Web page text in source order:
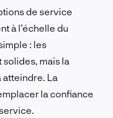
de service
à l’échelle du
: les
mais la
atteindre. La
la confiance